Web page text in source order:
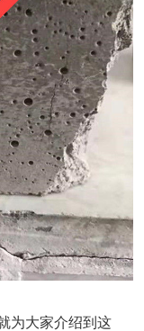
为大家介绍到这